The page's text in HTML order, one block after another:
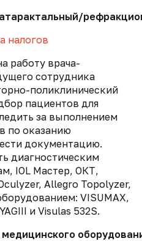
налогов
работу врача-
сотрудника
поликлинический
пациентов для
за выполнением
по оказанию
документацию.
диагностическим
IOL Мастер, ОКТ,
Allegro Topolyzer,
VISUMAX,
и Visulas 532S.